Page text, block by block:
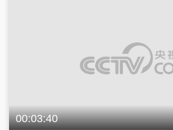
00:03:40